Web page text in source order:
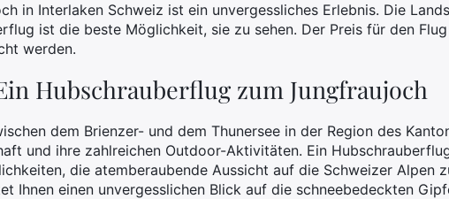
in Interlaken Schweiz ist ein unvergessliches Erlebnis. Die
ist die beste Möglichkeit, sie zu sehen. Der Preis für den
werden.
Hubschrauberflug zum Jungfraujoch
dem Brienzer- und dem Thunersee in der Region des
und ihre zahlreichen Outdoor-Aktivitäten. Ein
die atemberaubende Aussicht auf die Schweizer Alpen
Ihnen einen unvergesslichen Blick auf die schneebedeckten